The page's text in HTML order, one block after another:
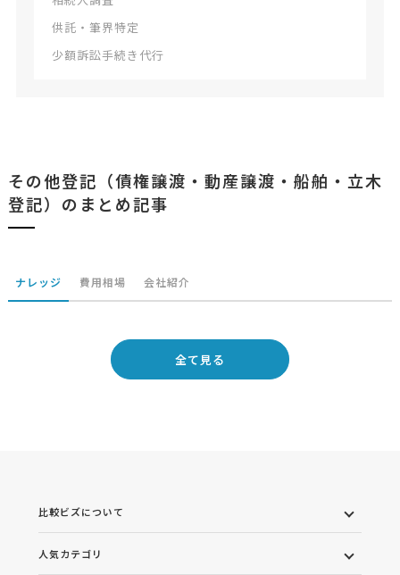
供託・筆界特定
少額訴訟手続き代行
その他登記（債権譲渡・動産譲渡・船舶・立木
登記）のまとめ記事
ナレッジ 費用相場 会社紹介
全て見る
比較ビズについて
人気カテゴリ